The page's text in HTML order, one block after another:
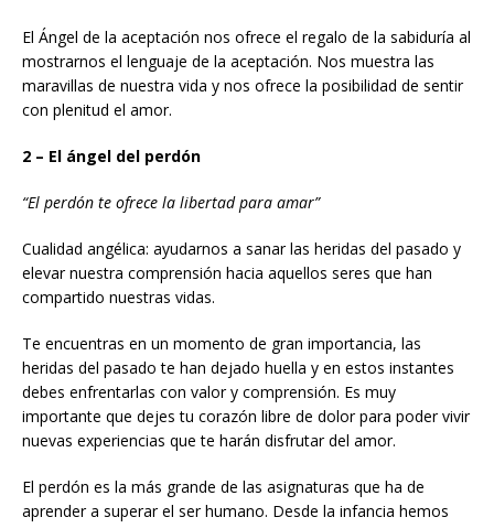
El Ángel de la aceptación nos ofrece el regalo de la sabi­duría al
mostrarnos el lenguaje de la aceptación. Nos muestra las
maravillas de nuestra vida y nos ofrece la posibilidad de sentir
con plenitud el amor.
2 – El ángel del perdón
“El perdón te ofrece la libertad para amar”
Cualidad angélica: ayudarnos a sanar las heridas del pasado y
elevar nuestra comprensión hacia aquellos seres que han
compartido nuestras vidas.
Te encuentras en un momento de gran importancia, las
heridas del pasado te han dejado huella y en estos instantes
debes enfrentarlas con valor y comprensión. Es muy
importante que dejes tu corazón libre de dolor para poder vivir
nuevas experiencias que te harán disfrutar del amor.
El perdón es la más grande de las asignaturas que ha de
aprender a superar el ser humano. Desde la infancia hemos